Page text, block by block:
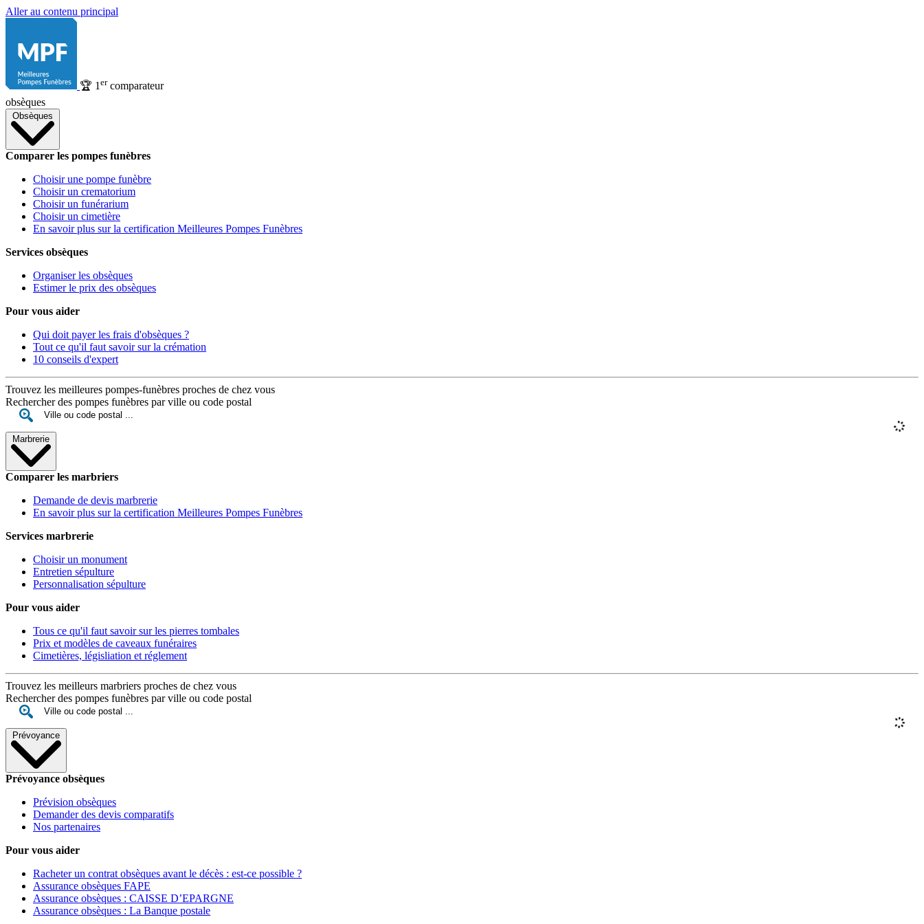
Aller au contenu principal
🏆 1 ercomparateur
obsèques
Obsèques
Comparer les pompes funèbres
Choisir une pompe funèbre
Choisir un crematorium
Choisir un funérarium
Choisir un cimetière
En savoir plus sur la certification Meilleures Pompes Funèbres
Services obsèques
Organiser les obsèques
Estimer le prix des obsèques
Pour vous aider
Qui doit payer les frais d'obsèques ?
Tout ce qu'il faut savoir sur la crémation
10 conseils d'expert
Trouvez les meilleures pompes-funèbres proches de chez vous
Rechercher des pompes funèbres par ville ou code postal
Marbrerie
Comparer les marbriers
Demande de devis marbrerie
En savoir plus sur la certification Meilleures Pompes Funèbres
Services marbrerie
Choisir un monument
Entretien sépulture
Personnalisation sépulture
Pour vous aider
Tous ce qu'il faut savoir sur les pierres tombales
Prix et modèles de caveaux funéraires
Cimetières, législiation et réglement
Trouvez les meilleurs marbriers proches de chez vous
Rechercher des pompes funèbres par ville ou code postal
Prévoyance
Prévoyance obsèques
Prévision obsèques
Demander des devis comparatifs
Nos partenaires
Pour vous aider
Racheter un contrat obsèques avant le décès : est-ce possible ?
Assurance obsèques FAPE
Assurance obsèques : CAISSE D’EPARGNE
Assurance obsèques : La Banque postale